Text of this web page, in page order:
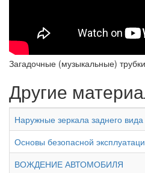
Загадочные (музыкальные)
Другие
Наружные зеркала заднего вида
Основы безопасной
ВОЖДЕНИЕ АВТОМОБИЛЯ